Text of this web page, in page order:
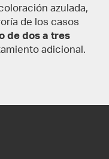
azulada,
de los casos
de dos a tres
adicional.